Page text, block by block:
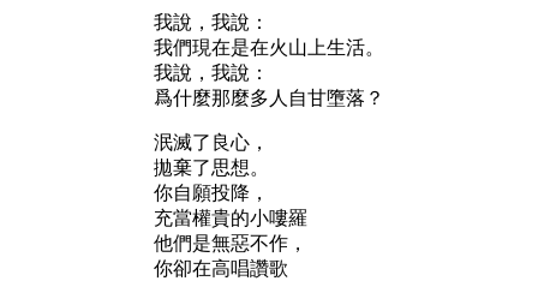
我說，我說：
我們現在是在火山上生活。
我說，我說：
爲什麼那麼多人自甘墮落？
泯滅了良心，
拋棄了思想。
你自願投降，
充當權貴的小嘍羅
他們是無惡不作，
你卻在高唱讚歌